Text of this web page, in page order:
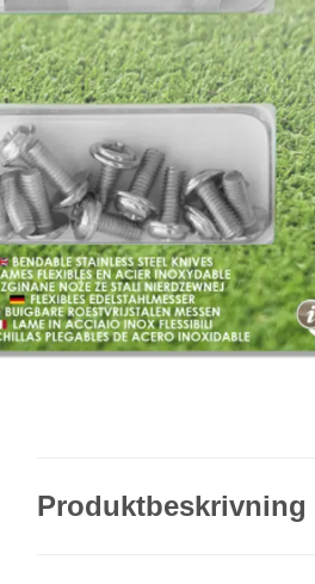
Produktbeskrivning